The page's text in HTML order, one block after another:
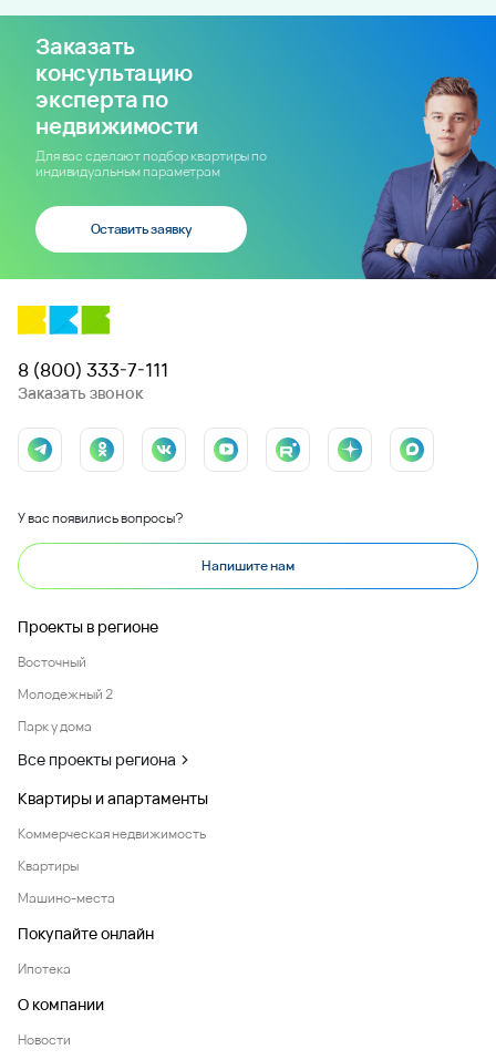
Заказать
консультацию
эксперта по
недвижимости
Для вас сделают подбор квартиры по
индивидуальным параметрам
Оставить заявку
8 (800) 333-7-111
Заказать звонок
У вас появились вопросы?
Напишите нам
Проекты в регионе
Восточный
Молодежный 2
Парк у дома
Все проекты региона
Квартиры и апартаменты
Коммерческая недвижимость
Квартиры
Машино-места
Покупайте онлайн
Ипотека
О компании
Новости